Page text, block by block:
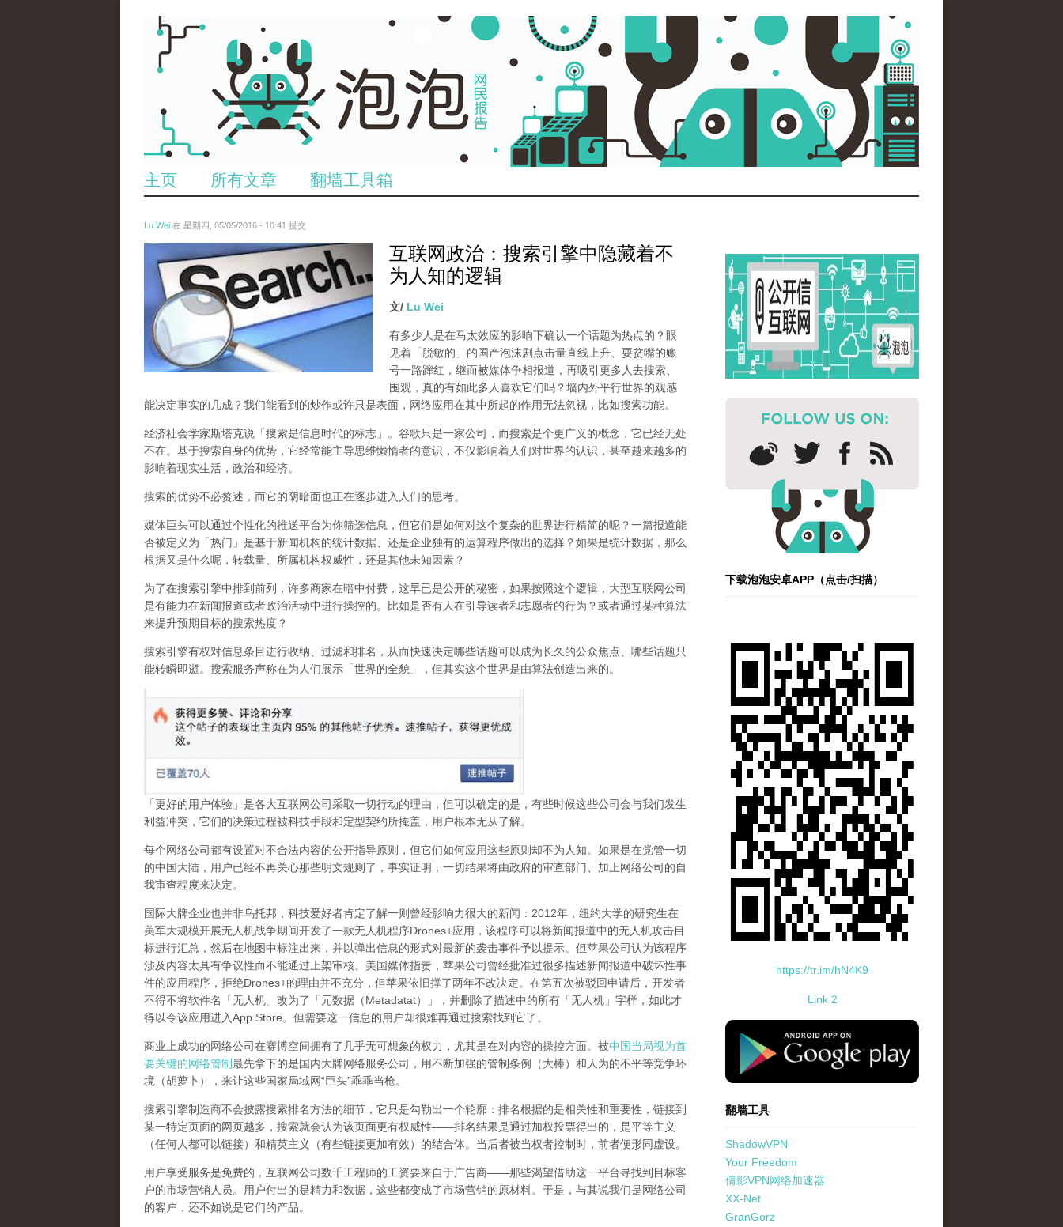
主页 所有文章 翻墙工具箱
Lu Wei 在 星期四, 05/05/2016 - 10:41 提交
wen_tou_tu_3.jpeg
互联网政治：搜索引擎中隐藏着不
为人知的逻辑
文/ Lu Wei
有多少人是在马太效应的影响下确认一个话题为热点的？眼
见着「脱敏的」的国产泡沫剧点击量直线上升、耍贫嘴的账
号一路蹿红，继而被媒体争相报道，再吸引更多人去搜索、
围观，真的有如此多人喜欢它们吗？墙内外平行世界的观感
能决定事实的几成？我们能看到的炒作或许只是表面，网络应用在其中所起的作用无法忽视，比如搜索功能。
经济社会学家斯塔克说「搜索是信息时代的标志」。谷歌只是一家公司，而搜索是个更广义的概念，它已经无处
不在。基于搜索自身的优势，它经常能主导思维懒惰者的意识，不仅影响着人们对世界的认识， 甚至越来越多的
影响着现实生活，政治和经济。
搜索的优势不必赘述，而它的阴暗面也正在逐步进入人们的思考。
媒体巨头可以通过个性化的推送平台为你筛选信息，但它们是如何对这个复杂的世界进行精简的呢？一篇报道能
否被定义为「热门」是基于新闻机构的统计数据、还是企业独有的运算程序做出的选择？如果是统计数据，那么
根据又是什么呢，转载量、所属机构权威性，还是其他未知因素？
为了在搜索引擎中排到前列，许多商家在暗中付费，这早已是公开的秘密，如果按照这个逻辑，大型互联网公司
是有能力在新闻报道或者政治活动中进行操控的。比如是否有人在引导读者和志愿者的行为？或者通过某种算法
来提升预期目标的搜索热度？
搜索引擎有权对信息条目进行收纳、过滤和排名，从而快速决定哪些话题可以成为长久的公众焦点、哪些话题只
能转瞬即逝。搜索服务声称在为人们展示「世界的全貌」，但其实这个世界是由算法创造出来的。
「更好的用户体验」是各大互联网公司采取一切行动的理由，但可以确定的是，有些时候这些公司会与我们发生
利益冲突，它们的决策过程被科技手段和定型契约所掩盖，用户根本无从了解。
每个网络公司都有设置对不合法内容的公开指导原则，但它们如何应用这些原则却不为人知。如果是在党管一切
的中国大陆，用户已经不再关心那些明文规则了，事实证明， 一切结果将由政府的审查部门、加上网络公司的自
我审查程度来决定。
国际大牌企业也并非乌托邦，科技爱好者肯定了解一则曾经影响力很大的新闻： 2012年，纽约大学的研究生在
美军大规模开展无人机战争期间开发了一款无人机程序Drones+应用，该程序可以将新闻报道中的无人机攻击目
标进行汇总，然后在地图中标注出来，并以弹出信息的形式对最新的袭击事件予以提示。但苹果公司认为该程序
涉及内容太具有争议性而不能通过上架审核。美国媒体指责，苹果公司曾经批准过很多描述新闻报道中破坏性事
件的应用程序，拒绝Drones+的理由并不充分，但苹果依旧撑了两年不改决定。在第五次被驳回申请后，开发者
不得不将软件名「无人机」改为了「元数据（Metadatat）」，并删除了描述中的所有「无人机」字样，如此才
得以令该应用进入App Store。但需要这一信息的用户却很难再通过搜索找到它了。
商业上成功的网络公司在赛博空间拥有了几乎无可想象的权力，尤其是在对内容的操控方面。被中国当局视为首
要关键的网络管制最先拿下的是国内大牌网络服务公司 ，用不断加强的管制条例（大棒）和人为的不平等竞争环
境（胡萝卜），来让这些国家局域网“巨头”乖乖当枪。
搜索引擎制造商不会披露搜索排名方法的细节，它只是勾勒出一个轮廓：排名根据的是相关性和重要性，链接到
某一特定页面的网页越多，搜索就会认为该页面更有权威性——排名结果是通过加权投票得出的，是平等主义
（任何人都可以链接）和精英主义（有些链接更加有效）的结合体。 当后者被当权者控制时，前者便形同虚设。
用户享受服务是免费的，互联网公司数千工程师的工资要来自于广告商——那些渴望借助这一平台寻找到目标客
户的市场营销人员。用户付出的是精力和数据，这些都变成了市场营销的原材料。于是， 与其说我们是网络公司
的客户，还不如说是它们的产品。
下载泡泡安卓APP（点击/扫描）
https://tr.im/hN4K9
Link 2
standard-icon-googleplay-app-store.png
翻墙工具
ShadowVPN
Your Freedom
倩影VPN网络加速器
XX-Net
GranGorz